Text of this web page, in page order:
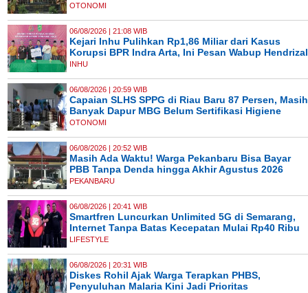
OTONOMI
06/08/2026 | 21:08 WIB
Kejari Inhu Pulihkan Rp1,86 Miliar dari Kasus
Korupsi BPR Indra Arta, Ini Pesan Wabup Hendrizal
INHU
06/08/2026 | 20:59 WIB
Capaian SLHS SPPG di Riau Baru 87 Persen, Masih
Banyak Dapur MBG Belum Sertifikasi Higiene
OTONOMI
06/08/2026 | 20:52 WIB
Masih Ada Waktu! Warga Pekanbaru Bisa Bayar
PBB Tanpa Denda hingga Akhir Agustus 2026
PEKANBARU
06/08/2026 | 20:41 WIB
Smartfren Luncurkan Unlimited 5G di Semarang,
Internet Tanpa Batas Kecepatan Mulai Rp40 Ribu
LIFESTYLE
06/08/2026 | 20:31 WIB
Diskes Rohil Ajak Warga Terapkan PHBS,
Penyuluhan Malaria Kini Jadi Prioritas